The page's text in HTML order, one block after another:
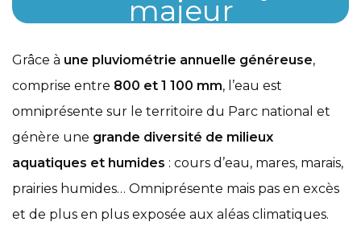
majeur
Grâce à une pluviométrie annuelle généreuse,
comprise entre 800 et 1 100 mm, l’eau est
omniprésente sur le territoire du Parc national et
génère une grande diversité de milieux
aquatiques et humides : cours d’eau, mares, marais,
prairies humides… Omniprésente mais pas en excès
et de plus en plus exposée aux aléas climatiques.